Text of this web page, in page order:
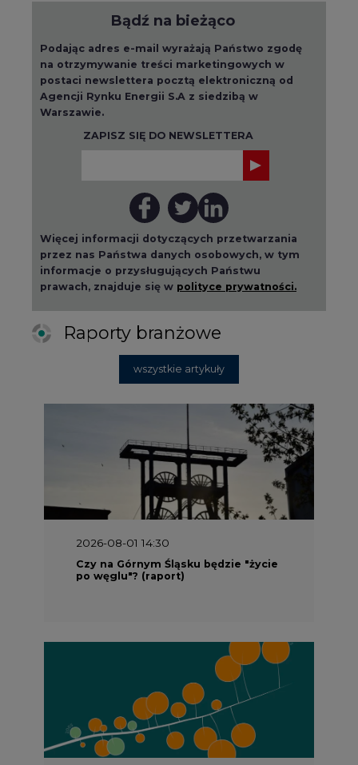
Bądź na bieżąco
Podając adres e-mail wyrażają Państwo zgodę
na otrzymywanie treści marketingowych w
postaci newslettera pocztą elektroniczną od
Agencji Rynku Energii S.A z siedzibą w
Warszawie.
ZAPISZ SIĘ DO NEWSLETTERA
Więcej informacji dotyczących przetwarzania
przez nas Państwa danych osobowych, w tym
informacje o przysługujących Państwu
prawach, znajduje się w polityce prywatności.
Raporty branżowe
wszystkie artykuły
2026-08-01 14:30
Czy na Górnym Śląsku będzie "życie
po węglu"? (raport)